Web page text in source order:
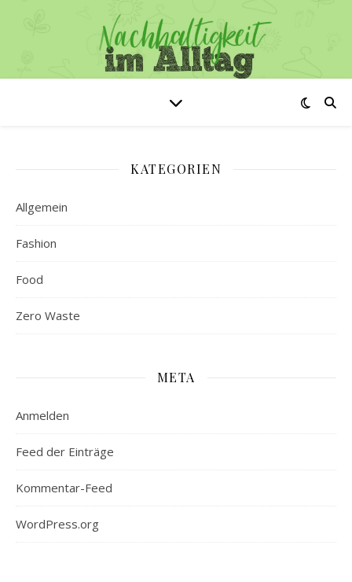
KATEGORIEN
Allgemein
Fashion
Food
Zero Waste
META
Anmelden
Feed der Einträge
Kommentar-Feed
WordPress.org